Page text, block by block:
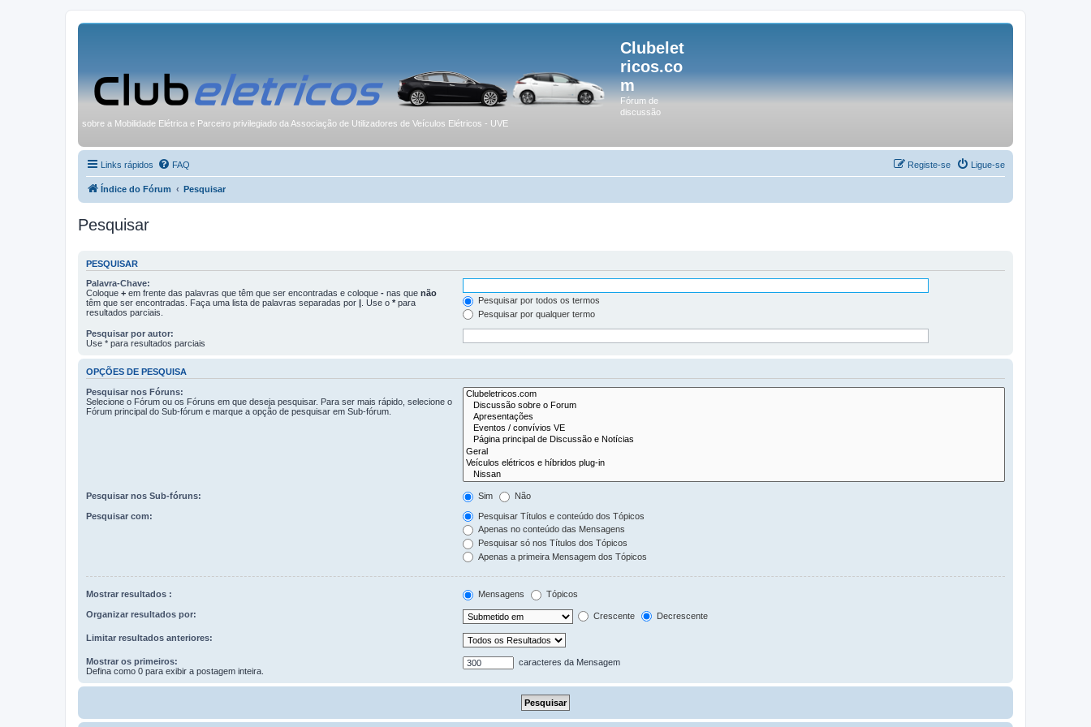
Clubelet
ricos.co
m
Fórum de
discussão
sobre a Mobilidade Elétrica e Parceiro privilegiado da Associação de Utilizadores de Veículos Elétricos - UVE
Links rápidos FAQ Ligue-se
Registe-se
Índice do Fórum Pesquisar
Pesquisar
PESQUISAR
Palavra-Chave:
Coloque + em frente das palavras que têm que ser encontradas e coloque - nas que não
têm que ser encontradas. Faça uma lista de palavras separadas por | . Use o * para
resultados parciais.
Pesquisar por todos os termos
Pesquisar por qualquer termo
Pesquisar por autor:
Use * para resultados parciais
OPÇÕES DE PESQUISA
Pesquisar nos Fóruns:
Selecione o Fórum ou os Fóruns em que deseja pesquisar. Para ser mais rápido, selecione o
Fórum principal do Sub-fórum e marque a opção de pesquisar em Sub-fórum.
Pesquisar nos Sub-fóruns: Sim Não
Pesquisar com:
Pesquisar Títulos e conteúdo dos Tópicos
Apenas no conteúdo das Mensagens
Pesquisar só nos Títulos dos Tópicos
Apenas a primeira Mensagem dos Tópicos
Mostrar resultados : Mensagens Tópicos
Organizar resultados por: Crescente Decrescente
Limitar resultados anteriores:
Mostrar os primeiros:
Defina como 0 para exibir a postagem inteira.
caracteres da Mensagem